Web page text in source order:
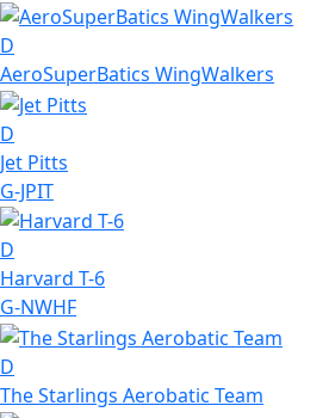
D
AeroSuperBatics WingWalkers
D
Jet Pitts
G-JPIT
D
Harvard T-6
G-NWHF
D
The Starlings Aerobatic Team